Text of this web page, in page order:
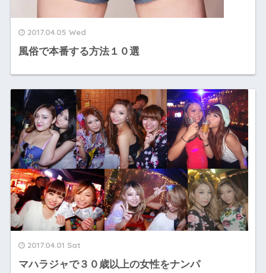
2017.04.05 Wed
風俗で本番する方法１０選
2017.04.01 Sat
マハラジャで３０歳以上の女性をナンパ